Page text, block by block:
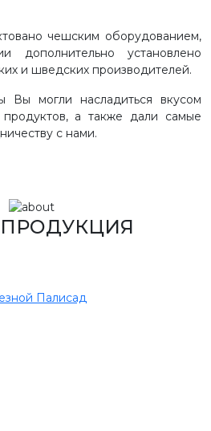
чешским оборудованием,
дополнительно установлено
и шведских производителей.
могли насладиться вкусом
а также дали самые
с нами.